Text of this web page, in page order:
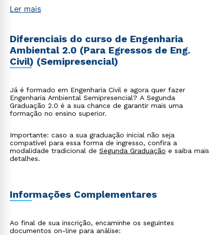
Ler mais
Diferenciais do curso de Engenharia
Ambiental 2.0 (Para Egressos de Eng.
Civil) (Semipresencial)
Já é formado em Engenharia Civil e agora quer fazer
Engenharia Ambiental Semipresencial? A Segunda
Graduação 2.0 é a sua chance de garantir mais uma
formação no ensino superior.
Importante: caso a sua graduação inicial não seja
compatível para essa forma de ingresso, confira a
modalidade tradicional de Segunda Graduação e saiba mais
detalhes.
Informações Complementares
Ao final de sua inscrição, encaminhe os seguintes
documentos on-line para análise: